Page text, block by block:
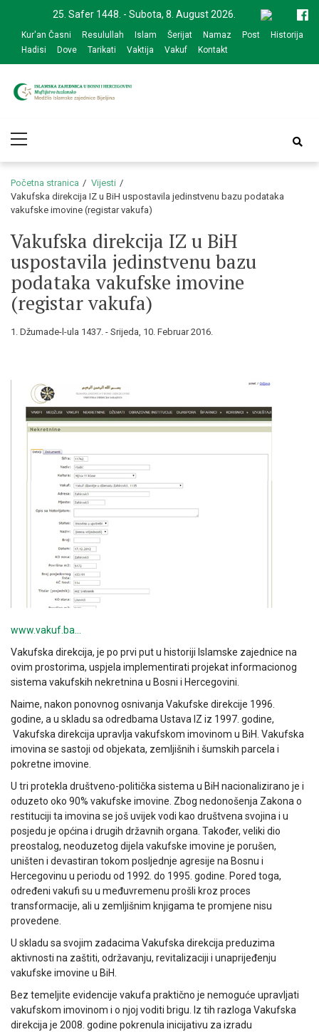
navigation
content
25. Safer 1448. - Subota, 8. August 2026.
Kur'an Časni Resulullah Islam Šerijat Namaz Post
Historija
Hadisi
Dove Tarikati Vaktija Vakuf Kontakt
zajednice Bijeljina
Menu
Početna stranica
Vijesti
Vakufska direkcija IZ u BiH uspostavila jedinstvenu bazu podataka
vakufske imovine (registar vakufa)
Vakufska direkcija IZ u BiH
uspostavila jedinstvenu bazu
podataka vakufske imovine
(registar vakufa)
1. Džumade-l-ula 1437. - Srijeda, 10. Februar 2016.
www.vakuf.ba…
Vakufska direkcija, je po prvi put u historiji Islamske zajednice na
ovim prostorima, uspjela implementirati projekat informacionog
sistema vakufskih nekretnina u Bosni i Hercegovini.
Naime, nakon ponovnog osnivanja Vakufske direkcije 1996.
godine, a u skladu sa odredbama Ustava IZ iz 1997. godine,
Vakufska direkcija upravlja vakufskom imovinom u BiH. Vakufska
imovina se sastoji od objekata, zemljišnih i šumskih parcela i
pokretne imovine.
U tri protekla društveno-politička sistema u BiH nacionalizirano je i
oduzeto oko 90% vakufske imovine. Zbog nedonošenja Zakona o
restituciji ta imovina se još uvijek vodi kao društvena svojina i u
posjedu je općina i drugih državnih organa. Također, veliki dio
preostalog, neoduzetog dijela vakufske imovine je porušen,
uništen i devastiran tokom posljednje agresije na Bosnu i
Hercegovinu u periodu od 1992. do 1995. godine. Pored toga,
određeni vakufi su u međuvremenu prošli kroz proces
transformacije, ali u zemljišnim knjigama te promjene nisu
provedene.
U skladu sa svojim zadacima Vakufska direkcija preduzima
aktivnosti na zaštiti, održavanju, revitalizaciji i unaprijeđenju
vakufske imovine u BiH.
Bez temeljite evidencije vakufa praktično je nemoguće upravljati
vakufskom imovinom i o njoj voditi brigu. Iz tih razloga Vakufska
direkcija je 2008. godine pokrenula inicijativu za izradu